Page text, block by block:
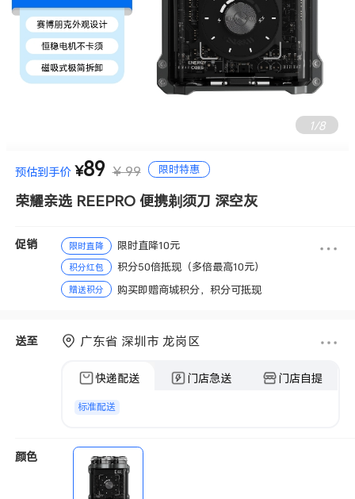
1/8
预估到手价 ¥89 ¥ 99 限时特惠
荣耀亲选 REEPRO 便携剃须刀 深空灰
促销 限时直降 限时直降10元
积分红包 积分50倍抵现（多倍最高10元）
赠送积分 购买即赠商城积分，积分可抵现
送至 广东省 深圳市 龙岗区
快递配送 门店急送 门店自提
标准配送
颜色